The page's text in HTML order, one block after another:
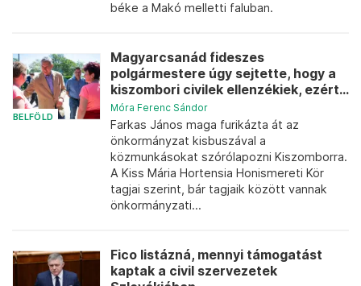
béke a Makó melletti faluban.
BELFÖLD
Magyarcsanád fideszes
polgármestere úgy sejtette, hogy a
kiszombori civilek ellenzékiek, ezért...
Móra Ferenc Sándor
Farkas János maga furikázta át az
önkormányzat kisbuszával a
közmunkásokat szórólapozni Kiszomborra.
A Kiss Mária Hortensia Honismereti Kör
tagjai szerint, bár tagjaik között vannak
önkormányzati...
Fico listázná, mennyi támogatást
kaptak a civil szervezetek